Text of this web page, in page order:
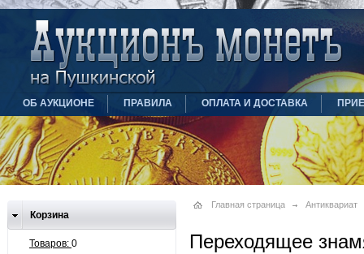
ОБ АУКЦИОНЕ ПРАВИЛА ОПЛАТА И ДОСТАВКА
Корзина
Товаров: 0
Главная страница Антиквариат
Переходящее